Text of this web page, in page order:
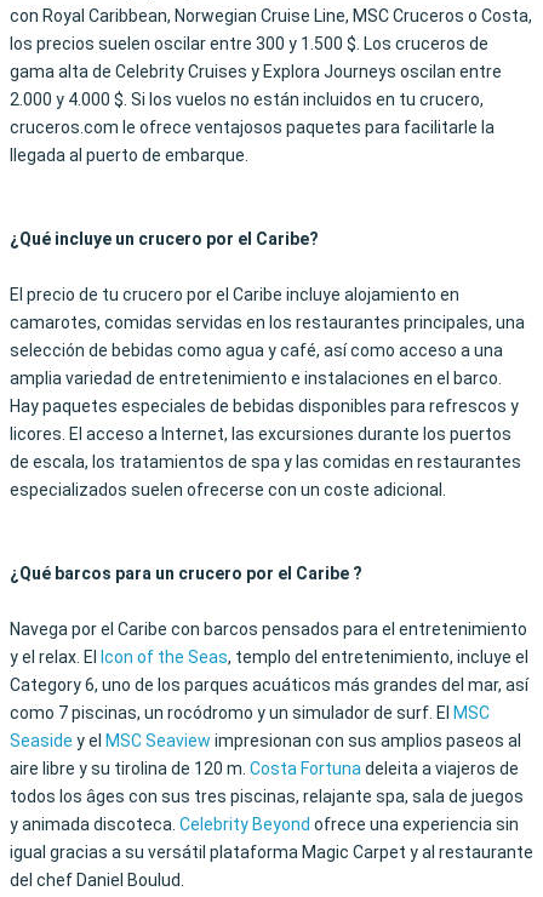
con Royal Caribbean, Norwegian Cruise Line, MSC Cruceros o Costa,
los precios suelen oscilar entre 300 y 1.500 $. Los cruceros de
gama alta de Celebrity Cruises y Explora Journeys oscilan entre
2.000 y 4.000 $. Si los vuelos no están incluidos en tu crucero,
cruceros.com le ofrece ventajosos paquetes para facilitarle la
llegada al puerto de embarque.
¿Qué incluye un crucero por el Caribe?
El precio de tu crucero por el Caribe incluye alojamiento en
camarotes, comidas servidas en los restaurantes principales, una
selección de bebidas como agua y café, así como acceso a una
amplia variedad de entretenimiento e instalaciones en el barco.
Hay paquetes especiales de bebidas disponibles para refrescos y
licores. El acceso a Internet, las excursiones durante los puertos
de escala, los tratamientos de spa y las comidas en restaurantes
especializados suelen ofrecerse con un coste adicional.
¿Qué barcos para un crucero por el Caribe ?
Navega por el Caribe con barcos pensados para el entretenimiento
y el relax. El
Icon of the Seas, templo del entretenimiento, incluye el
Category 6, uno de los parques acuáticos más grandes del mar, así
como 7 piscinas, un rocódromo y un simulador de surf. El MSC
Seaside y el MSC Seaview impresionan con sus amplios paseos al
aire libre y su tirolina de 120 m. Costa Fortunadeleita a viajeros de
todos los âges con sus tres piscinas, relajante spa, sala de juegos
y animada discoteca. Celebrity Beyond ofrece una experiencia sin
igual gracias a su versátil plataforma Magic Carpet y al restaurante
del chef Daniel Boulud.